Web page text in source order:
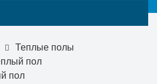
Теплые полы
пол
пол